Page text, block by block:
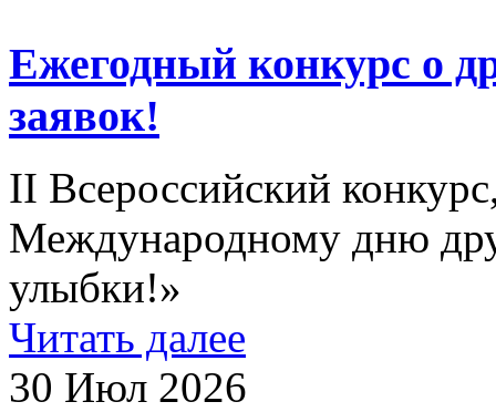
Ежегодный конкурс о
заявок!
II Всероссийский
Международному дню
улыбки!»
Читать далее
30 Июл 2026